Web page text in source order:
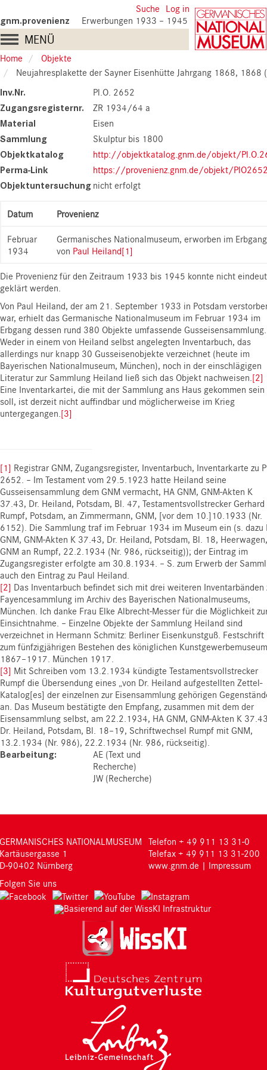
to
main
content
User
account
menu
Suche Log in
gnm.provenienz Erwerbungen 1933 – 1945
Main
navigation
MENÜ
Home
Objekte
Neujahresplakette der Sayner Eisenhütte Jahrgang 1868, 1868 (Pl.O.
Inv.Nr. Pl.O. 2652
Zugangsregisternr. ZR 1934/64 a
Material Eisen
Sammlung Skulptur bis 1800
Objektkatalog http://objektkatalog.gnm.de/objekt/
Perma-Link https://provenienz.gnm.de/objekt/
Objektuntersuchung nicht erfolgt
Datum Provenienz
Februar
1934
Germanisches Nationalmuseum, erworben im Erbgang
von Paul Heiland[1]
Die Provenienz für den Zeitraum 1933 bis 1945 konnte nicht
geklärt werden.
Von Paul Heiland, der am 21. September 1933 in Potsdam
war, erhielt das Germanische Nationalmuseum im Februar 1934 im
Erbgang dessen rund 380 Objekte umfassende Gusseisensammlung.
Weder in einem von Heiland selbst angelegten Inventarbuch, das
allerdings nur knapp 30 Gusseisenobjekte verzeichnet (heute im
Bayerischen Nationalmuseum, München), noch in der einschlägigen
Literatur zur Sammlung Heiland ließ sich das Objekt nachweisen. [2]
Eine Inventarkartei, die mit der Sammlung ans Haus gekommen sein
soll, ist derzeit nicht auffindbar und möglicherweise im Krieg
untergegangen. [3]
[1] Registrar GNM, Zugangsregister, Inventarbuch, Inventarkarte zu
2652. – Im Testament vom 29.5.1923 hatte Heiland seine
Gusseisensammlung dem GNM vermacht, HA GNM, GNM-Akten K
37.43, Dr. Heiland, Potsdam, Bl. 47, Testamentsvollstrecker Gerhard
Rumpf, Potsdam, an Zimmermann, GNM, [vor dem 10.]10.1933 (Nr.
6152). Die Sammlung traf im Februar 1934 im Museum ein (s. dazu
GNM, GNM-Akten K 37.43, Dr. Heiland, Potsdam, Bl. 18, Heerwagen,
GNM an Rumpf, 22.2.1934 (Nr. 986, rückseitig)); der Eintrag im
Zugangsregister erfolgte am 30.8.1934. – S. zum Erwerb der
auch den Eintrag zu Paul Heiland.
[2] Das Inventarbuch befindet sich mit drei weiteren Inventarbänden
Fayencesammlung im Archiv des Bayerischen Nationalmuseums,
München. Ich danke Frau Elke Albrecht-Messer für die Möglichkeit
Einsichtnahme. – Einzelne Objekte der Sammlung Heiland sind
verzeichnet in Hermann Schmitz: Berliner Eisenkunstguß. Festschrift
zum fünfzigjährigen Bestehen des königlichen
1867–1917. München 1917.
[3] Mit Schreiben vom 13.2.1934 kündigte Testamentsvollstrecker
Rumpf die Übersendung eines „von Dr. Heiland aufgestellten Zettel-
Katalog[es] der einzelnen zur Eisensammlung gehörigen
an. Das Museum bestätigte den Empfang, zusammen mit dem der
Eisensammlung selbst, am 22.2.1934, HA GNM, GNM-Akten K
Dr. Heiland, Potsdam, Bl. 18–19, Schriftwechsel Rumpf mit GNM,
13.2.1934 (Nr. 986), 22.2.1934 (Nr. 986, rückseitig).
Bearbeitung
AE (Text und
Recherche)
JW (Recherche)
GERMANISCHES NATIONALMUSEUM
Kartäusergasse 1
D-90402 Nürnberg
Telefon + 49 911 13 31-0
Telefax + 49 911 13 31-200
www.gnm.de | Impressum
Folgen Sie uns
Basierend auf der WissKI Infrastruktur